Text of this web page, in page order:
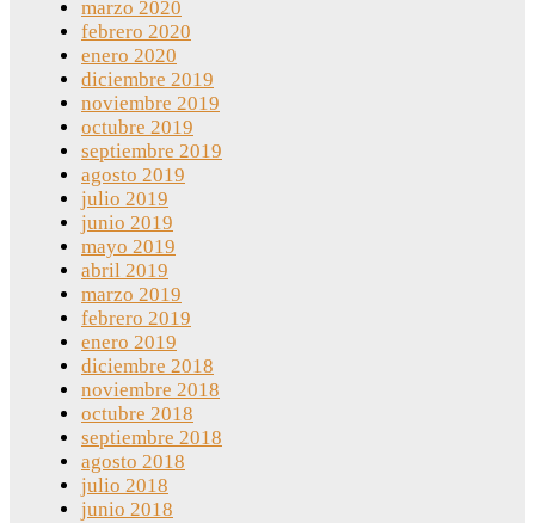
marzo 2020
febrero 2020
enero 2020
diciembre 2019
noviembre 2019
octubre 2019
septiembre 2019
agosto 2019
julio 2019
junio 2019
mayo 2019
abril 2019
marzo 2019
febrero 2019
enero 2019
diciembre 2018
noviembre 2018
octubre 2018
septiembre 2018
agosto 2018
julio 2018
junio 2018